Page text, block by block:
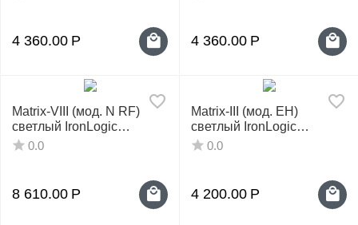
4 360.00 Р 4 360.00 Р
Matrix-VIII (мод. N RF)
светлый IronLogic
считыватель
0.0
8 610.00 Р
Matrix-III (мод. EH)
светлый IronLogic
считыватель
0.0
4 200.00 Р